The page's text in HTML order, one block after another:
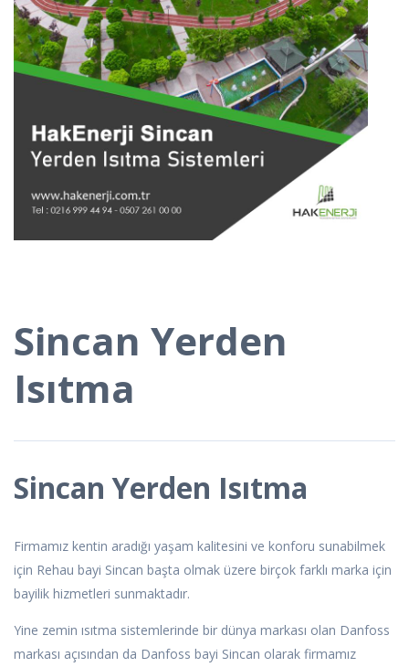
Sincan Yerden
Isıtma
Sincan Yerden Isıtma
Firmamız kentin aradığı yaşam kalitesini ve konforu sunabilmek
için Rehau bayi Sincan başta olmak üzere birçok farklı marka için
bayilik hizmetleri sunmaktadır.
Yine zemin ısıtma sistemlerinde bir dünya markası olan Danfoss
markası açısından da Danfoss bayi Sincan olarak firmamız